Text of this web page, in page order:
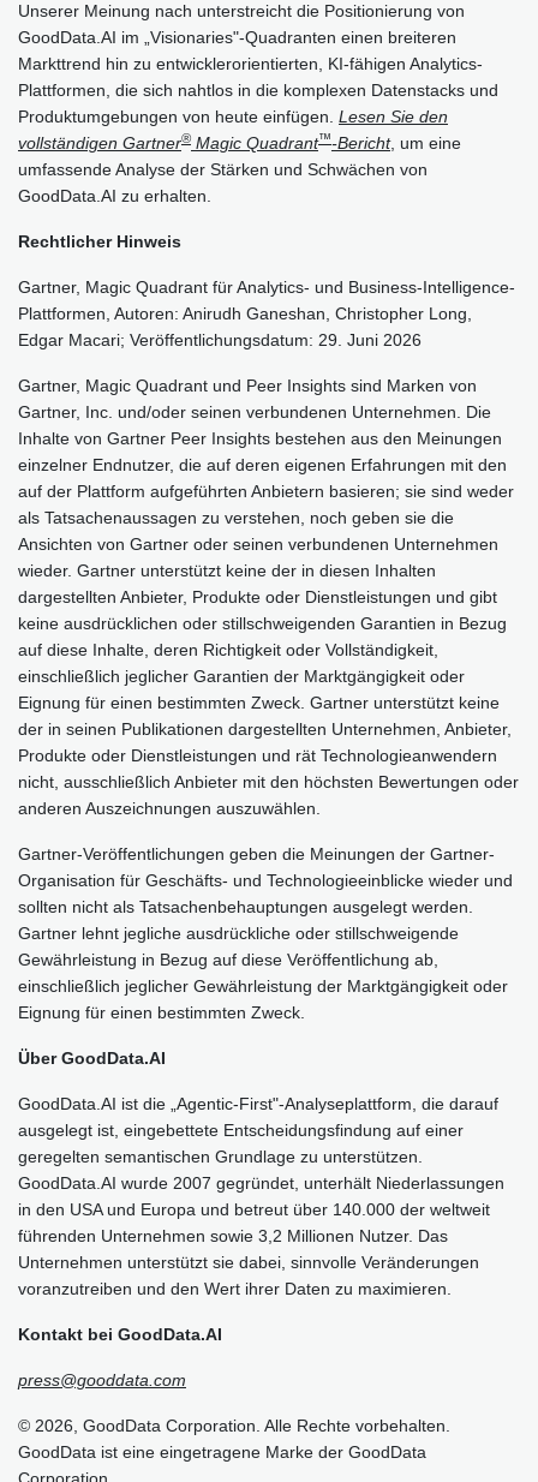
Unserer Meinung nach unterstreicht die Positionierung von
GoodData.AI im „Visionaries"-Quadranten einen breiteren
Markttrend hin zu entwicklerorientierten, KI-fähigen Analytics-
Plattformen, die sich nahtlos in die komplexen Datenstacks und
Produktumgebungen von heute einfügen. Lesen Sie den
vollständigen Gartner® Magic Quadrant™-Bericht, um eine
umfassende Analyse der Stärken und Schwächen von
GoodData.AI zu erhalten.
Rechtlicher Hinweis
Gartner, Magic Quadrant für Analytics- und Business-Intelligence-
Plattformen, Autoren: Anirudh Ganeshan, Christopher Long,
Edgar Macari; Veröffentlichungsdatum: 29. Juni 2026
Gartner, Magic Quadrant und Peer Insights sind Marken von
Gartner, Inc. und/oder seinen verbundenen Unternehmen. Die
Inhalte von Gartner Peer Insights bestehen aus den Meinungen
einzelner Endnutzer, die auf deren eigenen Erfahrungen mit den
auf der Plattform aufgeführten Anbietern basieren; sie sind weder
als Tatsachenaussagen zu verstehen, noch geben sie die
Ansichten von Gartner oder seinen verbundenen Unternehmen
wieder. Gartner unterstützt keine der in diesen Inhalten
dargestellten Anbieter, Produkte oder Dienstleistungen und gibt
keine ausdrücklichen oder stillschweigenden Garantien in Bezug
auf diese Inhalte, deren Richtigkeit oder Vollständigkeit,
einschließlich jeglicher Garantien der Marktgängigkeit oder
Eignung für einen bestimmten Zweck. Gartner unterstützt keine
der in seinen Publikationen dargestellten Unternehmen, Anbieter,
Produkte oder Dienstleistungen und rät Technologieanwendern
nicht, ausschließlich Anbieter mit den höchsten Bewertungen oder
anderen Auszeichnungen auszuwählen.
Gartner-Veröffentlichungen geben die Meinungen der Gartner-
Organisation für Geschäfts- und Technologieeinblicke wieder und
sollten nicht als Tatsachenbehauptungen ausgelegt werden.
Gartner lehnt jegliche ausdrückliche oder stillschweigende
Gewährleistung in Bezug auf diese Veröffentlichung ab,
einschließlich jeglicher Gewährleistung der Marktgängigkeit oder
Eignung für einen bestimmten Zweck.
Über GoodData.AI
GoodData.AI ist die „Agentic-First"-Analyseplattform, die darauf
ausgelegt ist, eingebettete Entscheidungsfindung auf einer
geregelten semantischen Grundlage zu unterstützen.
GoodData.AI wurde 2007 gegründet, unterhält Niederlassungen
in den USA und Europa und betreut über 140.000 der weltweit
führenden Unternehmen sowie 3,2 Millionen Nutzer. Das
Unternehmen unterstützt sie dabei, sinnvolle Veränderungen
voranzutreiben und den Wert ihrer Daten zu maximieren.
Kontakt bei GoodData.AI
press@gooddata.com
© 2026, GoodData Corporation. Alle Rechte vorbehalten.
GoodData ist eine eingetragene Marke der GoodData